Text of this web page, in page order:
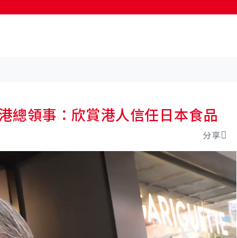
領事：欣賞港人信任日本食品
分享